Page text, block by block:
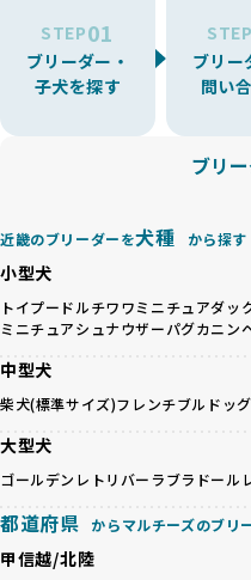
BreederFamiliesでは、ア
えた6つの絶対基準と12の
ことを徹底しています。
BreederFamiliesでは、以
基づいた責任あるブリーデ
さらに、健康管理、社会性
の質など、ワンちゃんの心
るかを評価する12項目の総
り、より高い基準をクリア
ます。
良ブリーダーのみが登録さ
BreederFamiliesでは、法令
のみを厳選しています。こ
心して選べる選択肢を提供し
「BreederFamilesのワンち
こちら
たりストレスを抱えたりす
「少数の犬種に集中」の詳
すが、無計画な交配には健
の特徴を持つことで予測し
が高く、診断や治療も複雑
待する理想と現実が大きく
健康と性格を次世代に引き
避けます。無計画な交配が
への十分な説明とアフター
殖を徹底しているのです。
一方、営利優先ブリーダー
クス犬を繁殖し、健康管理
が多く見受けられます。場
等体格の異なるリスクの高
「ミックス犬を繁殖しない
ペットショップやペットオ
ゃんが長時間の輸送を強い
STEP01
ブリーダー・
子犬を探す
STEP
ブリー
問い
ブリ
近畿のブリーダーを犬種 から探す
小型犬
トイプードルチワワミニチュアダッ
ミニチュアシュナウザーパグカニン
中型犬
柴犬(標準サイズ)フレンチブルドッグ
大型犬
ゴールデンレトリバーラブラドール
都道府県 からマルチーズのブリ
甲信越/北陸